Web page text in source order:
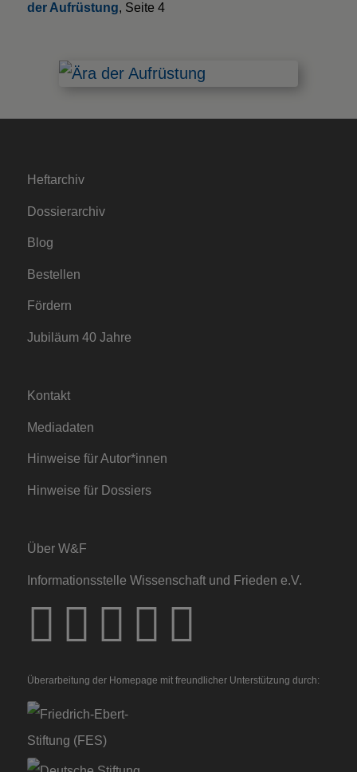
der Aufrüstung, Seite 4
Heftarchiv
Dossierarchiv
Blog
Bestellen
Fördern
Jubiläum 40 Jahre
Kontakt
Mediadaten
Hinweise für Autor*innen
Hinweise für Dossiers
Über W&F
Informationsstelle Wissenschaft und Frieden e.V.
Überarbeitung der Homepage mit freundlicher Unterstützung durch: